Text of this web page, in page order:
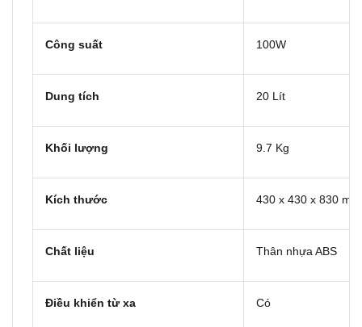
Công suất 100W
Dung tích 20 Lít
Khối lượng 9.7 Kg
Kích thước 430 x 430 x 830 mm
Chất liệu Thân nhựa ABS
Điều khiển từ xa Có